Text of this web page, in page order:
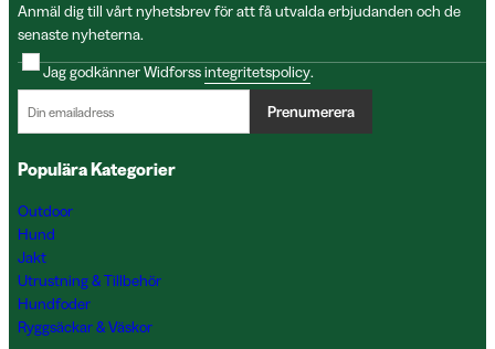
Anmäl dig till vårt nyhetsbrev för att få utvalda erbjudanden och de
senaste nyheterna.
Jag godkänner Widforssintegritetspolicy.
Prenumerera
Populära Kategorier
Outdoor
Hund
Jakt
Utrustning & Tillbehör
Hundfoder
Ryggsäckar & Väskor